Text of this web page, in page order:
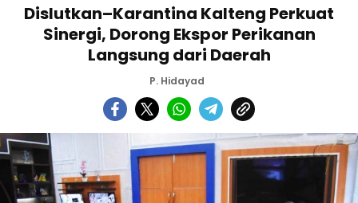
Dislutkan–Karantina Kalteng Perkuat
Sinergi, Dorong Ekspor Perikanan
Langsung dari Daerah
P. Hidayad